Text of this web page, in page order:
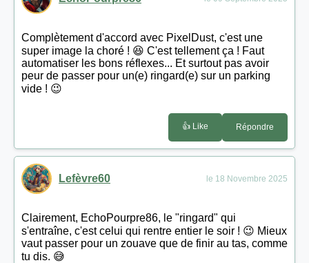
Complètement d'accord avec PixelDust, c'est une
super image la choré ! 😆 C'est tellement ça ! Faut
automatiser les bons réflexes... Et surtout pas avoir
peur de passer pour un(e) ringard(e) sur un parking
vide ! 😉
👍 Like Répondre
Lefèvre60 le 18 Novembre 2025
Clairement, EchoPourpre86, le "ringard" qui
s'entraîne, c'est celui qui rentre entier le soir ! 😉 Mieux
vaut passer pour un zouave que de finir au tas, comme
tu dis. 😅